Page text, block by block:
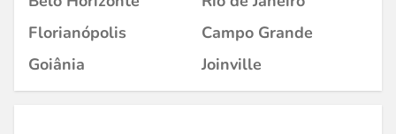
Florianópolis
Campo Grande
Goiânia
Joinville